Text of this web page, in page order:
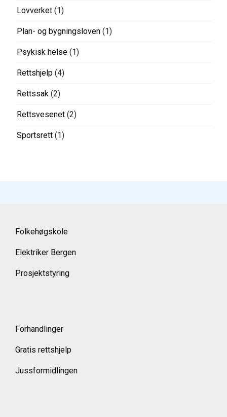
Lovverket (1)
Plan- og bygningsloven (1)
Psykisk helse (1)
Rettshjelp (4)
Rettssak (2)
Rettsvesenet (2)
Sportsrett (1)
Folkehøgskole
Elektriker Bergen
Prosjektstyring
Forhandlinger
Gratis rettshjelp
Jussformidlingen